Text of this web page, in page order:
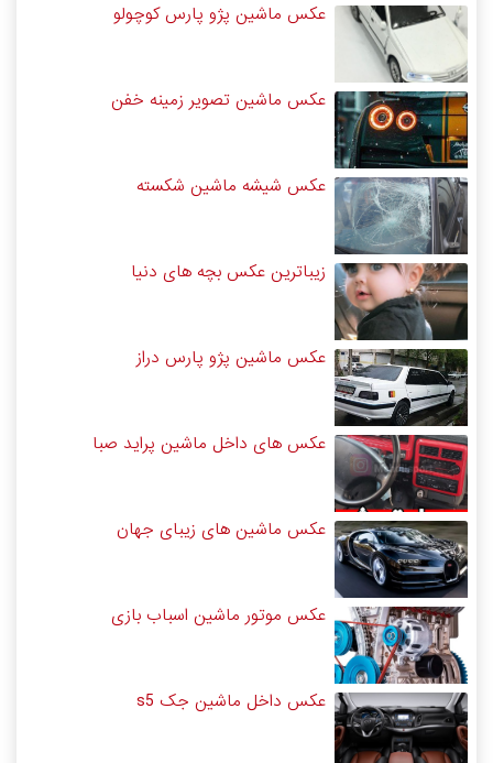
عکس ماشین پژو پارس کوچولو
عکس ماشین تصویر زمینه خفن
عکس شیشه ماشین شکسته
زیباترین عکس بچه های دنیا
عکس ماشین پژو پارس دراز
عکس های داخل ماشین پراید صبا
عکس ماشین های زیبای جهان
عکس موتور ماشین اسباب بازی
عکس داخل ماشین جک s5